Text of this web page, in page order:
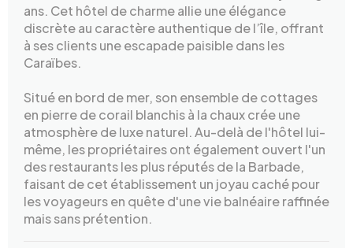
ans. Cet hôtel de charme allie une élégance
discrète au caractère authentique de l’île, offrant
à ses clients une escapade paisible dans les
Caraïbes.
Situé en bord de mer, son ensemble de cottages
en pierre de corail blanchis à la chaux crée une
atmosphère de luxe naturel. Au-delà de l'hôtel lui-
même, les propriétaires ont également ouvert l'un
des restaurants les plus réputés de la Barbade,
faisant de cet établissement un joyau caché pour
les voyageurs en quête d'une vie balnéaire raffinée
mais sans prétention.